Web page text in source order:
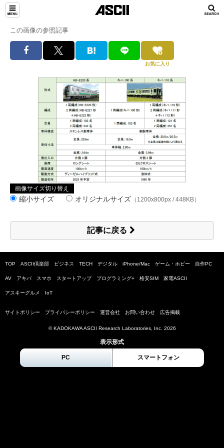
この画像の参照記事
お気に入り
画像サイズ切り替え
縮小サイズ オリジナルサイズ （1200x800px / 448KB）
記事に戻る
TOP ASCII倶楽部 ビジネス TECH デジタル iPhone/Mac ゲーム・ホビー 自作PC
AV アキバ スマホ スタートアップ プログラミング+ 格安SIM 家電ASCII
アスキーグルメ IoT
サイトポリシー プライバシーポリシー 運営会社 お問い合わせ 広告掲載
© KADOKAWA ASCII Research Laboratories, Inc. 2026
表示形式
PC スマートフォン